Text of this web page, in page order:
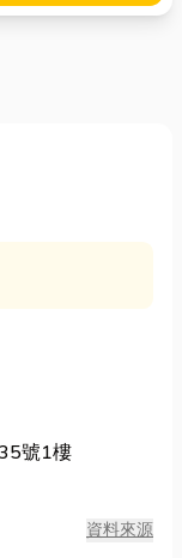
號1樓
資料來源